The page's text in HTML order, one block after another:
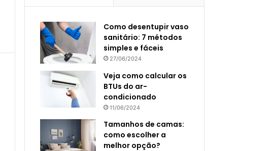
Como desentupir vaso
sanitário: 7 métodos
simples e fáceis
27/06/2024
Veja como calcular os
BTUs do ar-
condicionado
11/06/2024
Tamanhos de camas:
como escolher a
melhor opção?